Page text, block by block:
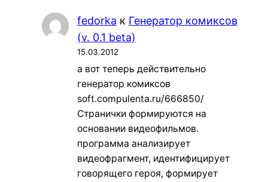
fedorka к Генератор комиксов
(v. 0.1 beta)
15.03.2012
а вот теперь действительно
генератор комиксов
soft.compulenta.ru/666850/
Странички формируются на
основании видеофильмов.
программа анализирует
видеофрагмент, идентифицирует
говорящего героя, формирует